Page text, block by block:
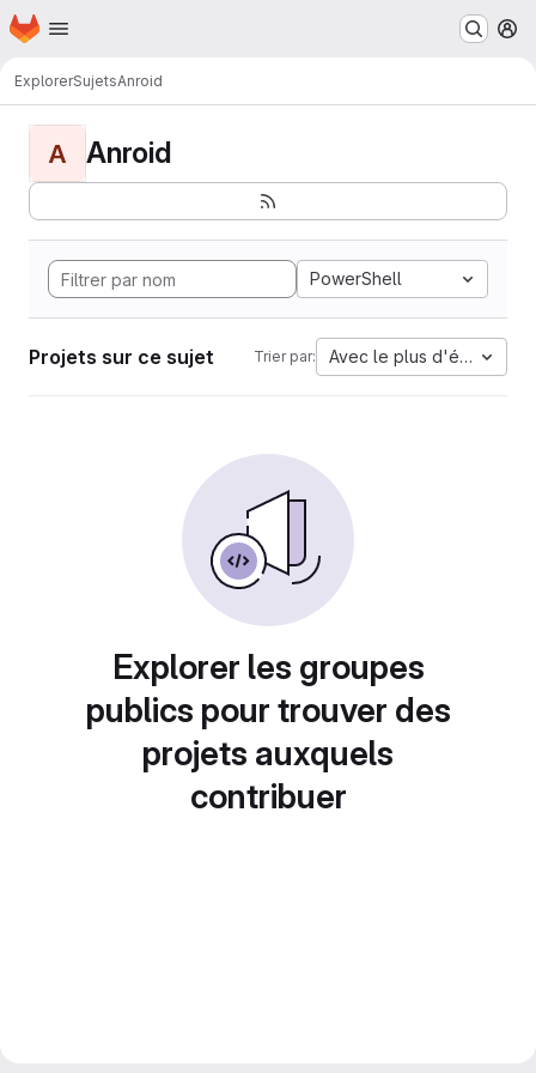
Passer au contenu principal
Page d'accueil
ExplorerSujetsAnroid
A Anroid
PowerShell
Projets sur ce sujet Trier par: Avec le plus d'étoiles
Explorer les groupes
publics pour trouver des
projets auxquels
contribuer